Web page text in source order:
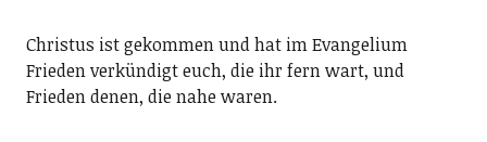
Christus ist gekommen und hat im Evangelium
Frieden verkündigt euch, die ihr fern wart, und
Frieden denen, die nahe waren.